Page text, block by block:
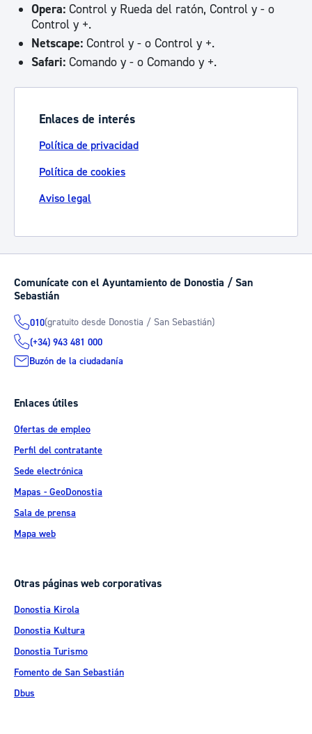
Opera: Control y Rueda del ratón, Control y - o
Control y +.
Netscape: Control y - o Control y +.
Safari: Comando y - o Comando y +.
Enlaces de interés
Política de privacidad
Política de cookies
Aviso legal
Comunícate con el Ayuntamiento de Donostia / San
Sebastián
010(gratuito desde Donostia / San Sebastián)
(+34) 943 481 000
Buzón de la ciudadanía
Enlaces útiles
Ofertas de empleo
Perfil del contratante
Sede electrónica
Mapas - GeoDonostia
Sala de prensa
Mapa web
Otras páginas web corporativas
Donostia Kirola
Donostia Kultura
Donostia Turismo
Fomento de San Sebastián
Dbus